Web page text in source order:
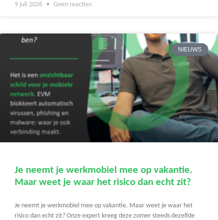
9 juli 2026 Geen reacties
NIEUWS
Je neemt je werkmobiel mee op vakantie.
Maar weet je waar het risico dan echt zit?
Je neemt je werkmobiel mee op vakantie. Maar weet je waar het
risico dan echt zit? Onze expert kreeg deze zomer steeds dezelfde